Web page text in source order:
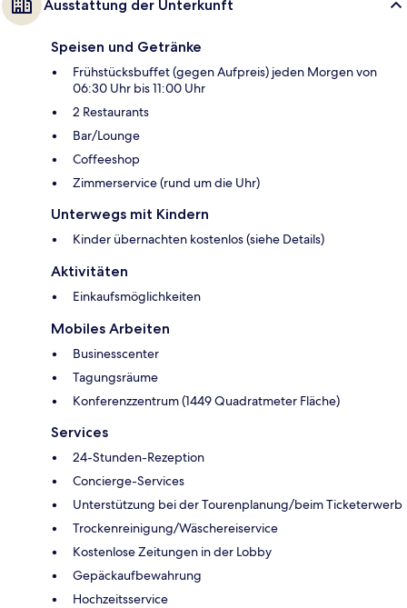
Ausstattung der Unterkunft
Speisen und Getränke
Frühstücksbuffet (gegen Aufpreis) jeden Morgen von
06:30 Uhr bis 11:00 Uhr
2 Restaurants
Bar/Lounge
Coffeeshop
Zimmerservice (rund um die Uhr)
Unterwegs mit Kindern
Kinder übernachten kostenlos (siehe Details)
Aktivitäten
Einkaufsmöglichkeiten
Mobiles Arbeiten
Businesscenter
Tagungsräume
Konferenzzentrum (1449 Quadratmeter Fläche)
Services
24-Stunden-Rezeption
Concierge-Services
Unterstützung bei der Tourenplanung/beim Ticketerwerb
Trockenreinigung/Wäschereiservice
Kostenlose Zeitungen in der Lobby
Gepäckaufbewahrung
Hochzeitsservice